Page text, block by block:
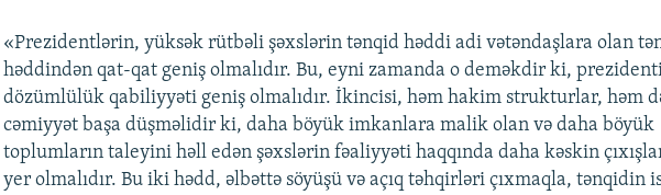
«Prezidentlərin, yüksək rütbəli şəxslərin tənqid həddi adi vətəndaşlara olan
həddindən qat-qat geniş olmalıdır. Bu, eyni zamanda o deməkdir ki,
dözümlülük qabiliyyəti geniş olmalıdır. İkincisi, həm hakim strukturlar, həm
cəmiyyət başa düşməlidir ki, daha böyük imkanlara malik olan və daha böyük
toplumların taleyini həll edən şəxslərin fəaliyyəti haqqında daha kəskin
yer olmalıdır. Bu iki hədd, əlbəttə söyüşü və açıq təhqirləri çıxmaqla, tənqidin